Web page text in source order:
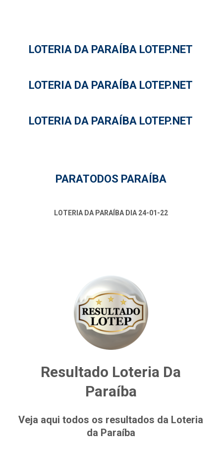
LOTERIA DA PARAÍBA LOTEP.NET
LOTERIA DA PARAÍBA LOTEP.NET
LOTERIA DA PARAÍBA LOTEP.NET
PARATODOS PARAÍBA
LOTERIA DA PARAÍBA DIA 24-01-22
Resultado Loteria Da
Paraíba
Veja aqui todos os resultados da Loteria
da Paraíba